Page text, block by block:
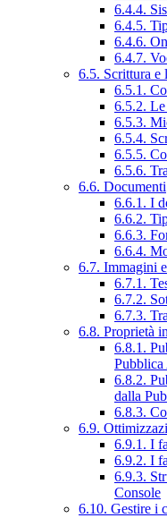
6.4.4.
6.4.5.
6.4.6.
6.4.7.
6.5. Scrittura e
6.5.1.
6.5.2.
6.5.3.
6.5.4.
6.5.5.
6.5.6.
6.6. Documenti
6.6.1. I
6.6.2.
6.6.3.
6.6.4.
6.7. Immagini
6.7.1.
6.7.2.
6.7.3.
6.8. Proprietà
6.8.1.
6.8.2.
dalla
6.8.3.
6.9.
6.9.1. I
6.9.2. I
6.9.3.
Console
6.10. Gestire i